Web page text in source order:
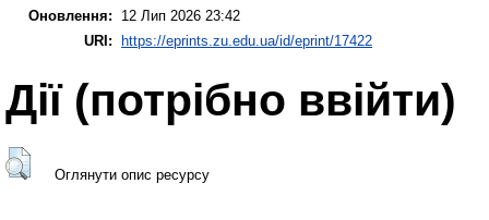
Оновлення:
12 Лип 2026 23:42
URI: https://eprints.zu.edu.ua/id/eprint/17422
Дії ​​(потрібно ввійти)
Оглянути опис ресурсу